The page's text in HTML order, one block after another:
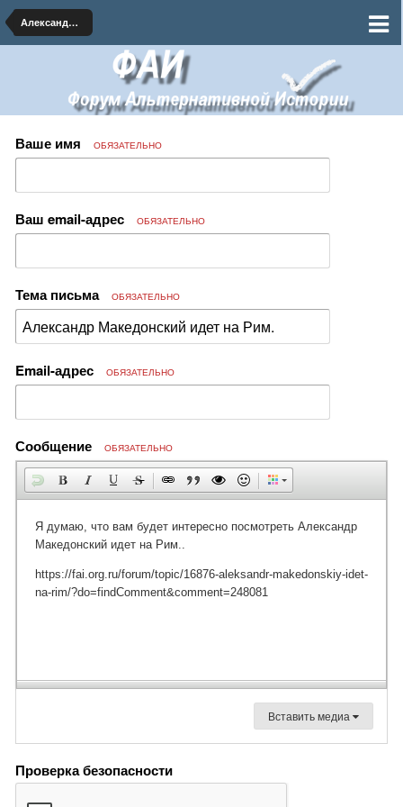
Александр Македонский, диадохи и эллинисты
Ваше имя ОБЯЗАТЕЛЬНО
Ваш email-адрес ОБЯЗАТЕЛЬНО
Тема письма ОБЯЗАТЕЛЬНО
Email-адрес ОБЯЗАТЕЛЬНО
Сообщение ОБЯЗАТЕЛЬНО
Вставить медиа
Проверка безопасности